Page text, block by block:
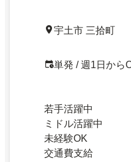
宇土市 三拾町
単発 / 週1日から
若手活躍中
ミドル活躍中
未経験OK
交通費支給